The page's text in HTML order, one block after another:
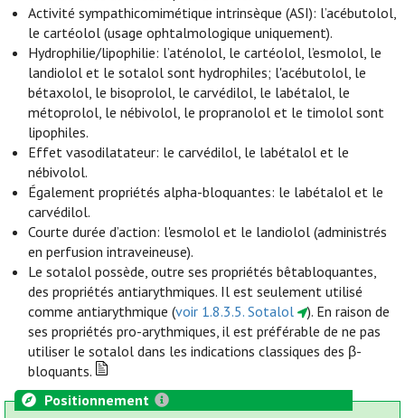
Activité sympathicomimétique intrinsèque (ASI): l’acébutolol,
le cartéolol (usage ophtalmologique uniquement).
Hydrophilie/lipophilie: l’aténolol, le cartéolol, l’esmolol, le
landiolol et le sotalol sont hydrophiles; l'acébutolol, le
bétaxolol, le bisoprolol, le carvédilol, le labétalol, le
métoprolol, le nébivolol, le propranolol et le timolol sont
lipophiles.
Effet vasodilatateur: le carvédilol, le labétalol et le
nébivolol.
Également propriétés alpha-bloquantes: le labétalol et le
carvédilol.
Courte durée d’action: l'esmolol et le landiolol (administrés
en perfusion intraveineuse).
Le sotalol possède, outre ses propriétés bêtabloquantes,
des propriétés antiarythmiques. Il est seulement utilisé
comme antiarythmique (voir 1.8.3.5. Sotalol
). En raison de
ses propriétés pro-arythmiques, il est préférable de ne pas
utiliser le sotalol dans les indications classiques des β-
bloquants.
Positionnement